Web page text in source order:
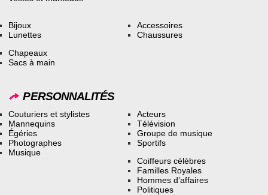
Bijoux
Lunettes
Accessoires
Chaussures
Chapeaux
Sacs à main
PERSONNALITÉS
Couturiers et stylistes
Mannequins
Égéries
Photographes
Musique
Acteurs
Télévision
Groupe de musique
Sportifs
Coiffeurs célèbres
Familles Royales
Hommes d’affaires
Politiques